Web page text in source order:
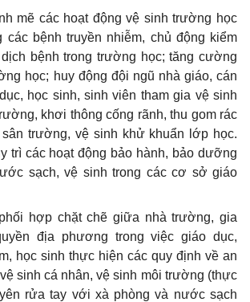
mẽ các hoạt động vệ sinh trường học
các bệnh truyền nhiễm, chủ động kiểm
bệnh trong trường học; tăng cường
học; huy động đội ngũ nhà giáo, cán
học sinh, sinh viên tham gia vệ sinh
khơi thông cống rãnh, thu gom rác
trường, vệ sinh khử khuẩn lớp học.
trì các hoạt động bảo hành, bảo dưỡng
sạch, vệ sinh trong các cơ sở giáo
hợp chặt chẽ giữa nhà trường, gia
địa phương trong việc giáo dục,
học sinh thực hiện các quy định về an
sinh cá nhân, vệ sinh môi trường (thực
rửa tay với xà phòng và nước sạch